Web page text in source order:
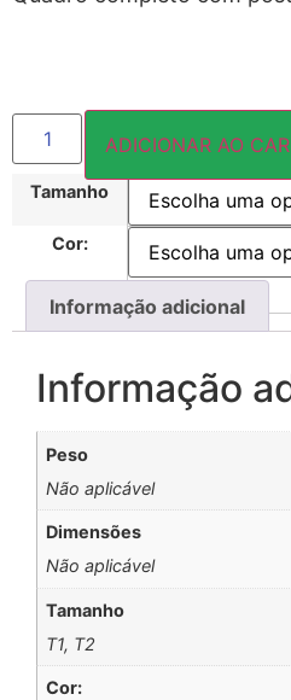
Tamanho
Cor:
ADICIONAR AO
Informação adicional
Informação
Peso
Não aplicável
Dimensões
Não aplicável
Tamanho
T1, T2
Cor: